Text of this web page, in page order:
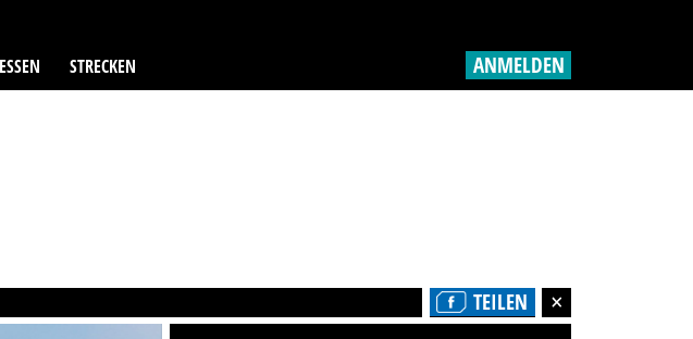
STRECKEN ANMELDEN
TEILEN